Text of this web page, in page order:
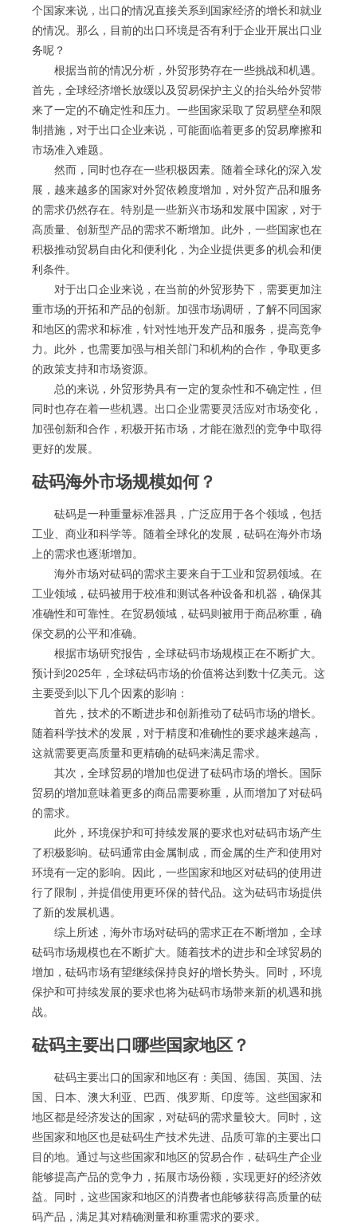
个国家来说，出口的情况直接关系到国家经济的增长和就业
的情况。那么，目前的出口环境是否有利于企业开展出口业
务呢？
根据当前的情况分析，外贸形势存在一些挑战和机遇。
首先，全球经济增长放缓以及贸易保护主义的抬头给外贸带
来了一定的不确定性和压力。一些国家采取了贸易壁垒和限
制措施，对于出口企业来说，可能面临着更多的贸易摩擦和
市场准入难题。
然而，同时也存在一些积极因素。随着全球化的深入发
展，越来越多的国家对外贸依赖度增加，对外贸产品和服务
的需求仍然存在。特别是一些新兴市场和发展中国家，对于
高质量、创新型产品的需求不断增加。此外，一些国家也在
积极推动贸易自由化和便利化，为企业提供更多的机会和便
利条件。
对于出口企业来说，在当前的外贸形势下，需要更加注
重市场的开拓和产品的创新。加强市场调研，了解不同国家
和地区的需求和标准，针对性地开发产品和服务，提高竞争
力。此外，也需要加强与相关部门和机构的合作，争取更多
的政策支持和市场资源。
总的来说，外贸形势具有一定的复杂性和不确定性，但
同时也存在着一些机遇。出口企业需要灵活应对市场变化，
加强创新和合作，积极开拓市场，才能在激烈的竞争中取得
更好的发展。
砝码海外市场规模如何？
砝码是一种重量标准器具，广泛应用于各个领域，包括
工业、商业和科学等。随着全球化的发展，砝码在海外市场
上的需求也逐渐增加。
海外市场对砝码的需求主要来自于工业和贸易领域。在
工业领域，砝码被用于校准和测试各种设备和机器，确保其
准确性和可靠性。在贸易领域，砝码则被用于商品称重，确
保交易的公平和准确。
根据市场研究报告，全球砝码市场规模正在不断扩大。
预计到2025年，全球砝码市场的价值将达到数十亿美元。这
主要受到以下几个因素的影响：
首先，技术的不断进步和创新推动了砝码市场的增长。
随着科学技术的发展，对于精度和准确性的要求越来越高，
这就需要更高质量和更精确的砝码来满足需求。
其次，全球贸易的增加也促进了砝码市场的增长。国际
贸易的增加意味着更多的商品需要称重，从而增加了对砝码
的需求。
此外，环境保护和可持续发展的要求也对砝码市场产生
了积极影响。砝码通常由金属制成，而金属的生产和使用对
环境有一定的影响。因此，一些国家和地区对砝码的使用进
行了限制，并提倡使用更环保的替代品。这为砝码市场提供
了新的发展机遇。
综上所述，海外市场对砝码的需求正在不断增加，全球
砝码市场规模也在不断扩大。随着技术的进步和全球贸易的
增加，砝码市场有望继续保持良好的增长势头。同时，环境
保护和可持续发展的要求也将为砝码市场带来新的机遇和挑
战。
砝码主要出口哪些国家地区？
砝码主要出口的国家和地区有：美国、德国、英国、法
国、日本、澳大利亚、巴西、俄罗斯、印度等。这些国家和
地区都是经济发达的国家，对砝码的需求量较大。同时，这
些国家和地区也是砝码生产技术先进、品质可靠的主要出口
目的地。通过与这些国家和地区的贸易合作，砝码生产企业
能够提高产品的竞争力，拓展市场份额，实现更好的经济效
益。同时，这些国家和地区的消费者也能够获得高质量的砝
码产品，满足其对精确测量和称重需求的要求。